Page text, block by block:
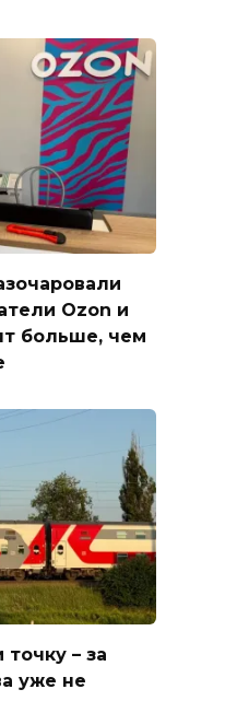
Ozon и
больше, чем
– за
уже не